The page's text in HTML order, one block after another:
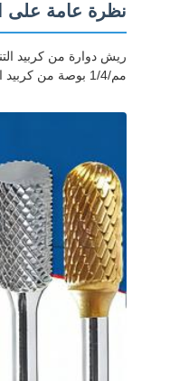
نظرة عامة على
مم/1/4 بوصة من كربيد التنجستن الملبد مزدوج القطع لإزالة البرادة من المعادن.